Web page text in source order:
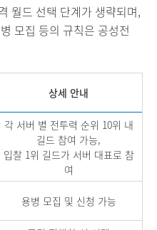
월드 선택 단계가 생략되며,
모집 등의 규칙은 공성전
상세 안내
각 서버 별 전투력 순위 10위 내
길드 참여 가능,
입찰 1위 길드가 서버 대표로 참
여
용병 모집 및 신청 가능